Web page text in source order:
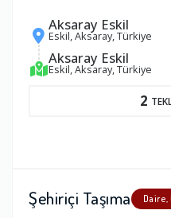
Aksaray Eskil
Eskil, Aksaray, Türkiye
Aksaray Eskil
Eskil, Aksaray, Türkiye
2
Şehiriçi Taşıma Daire,